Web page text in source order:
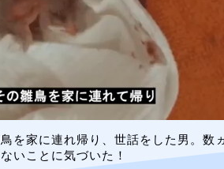
を家に連れ帰り、世話をした男。数
いことに気づいた！